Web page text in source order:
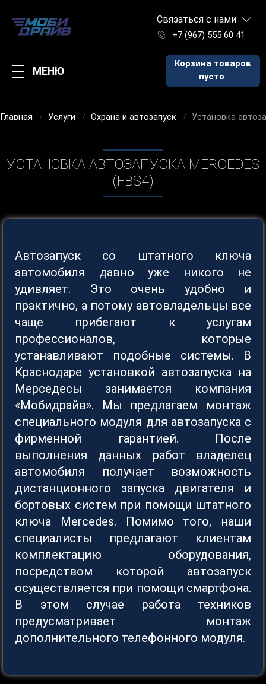
Связаться с нами
+7 (967) 555 60 41
Корзина товаров
пусто
МЕНЮ
Главная Услуги Охрана и автозапуск Установка
УСТАНОВКА АВТОЗАПУСКА MERCEDES
(FBS4)
Автозапуск со штатного ключа
автомобиля давно уже никого не
удивляет. Это очень удобно и
практично, а потому автовладельцы все
чаще прибегают к услугам
профессионалов, которые
устанавливают подобные системы. В
Краснодаре установкой автозапуска на
Мерседесы занимается компания
«Moбидpайв». Мы предлагаем монтаж
специального модуля для автозапуска с
фирменной гарантией. После
выполнения данных работ владелец
автомобиля получает возможность
дистанционного запуска двигателя и
бортовых систем при помощи штатного
ключа Mercedes. Помимо того, наши
специалисты предлагают клиентам
комплектацию оборудования,
посредством которой автозапуск
осуществляется при помощи смартфона.
В этом случае работа техников
предусматривает монтаж
дополнительного телефонного модуля.